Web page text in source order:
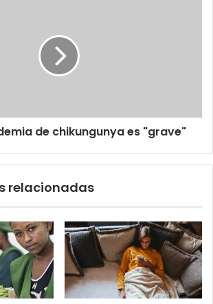
de chikungunya es "grave"
relacionadas